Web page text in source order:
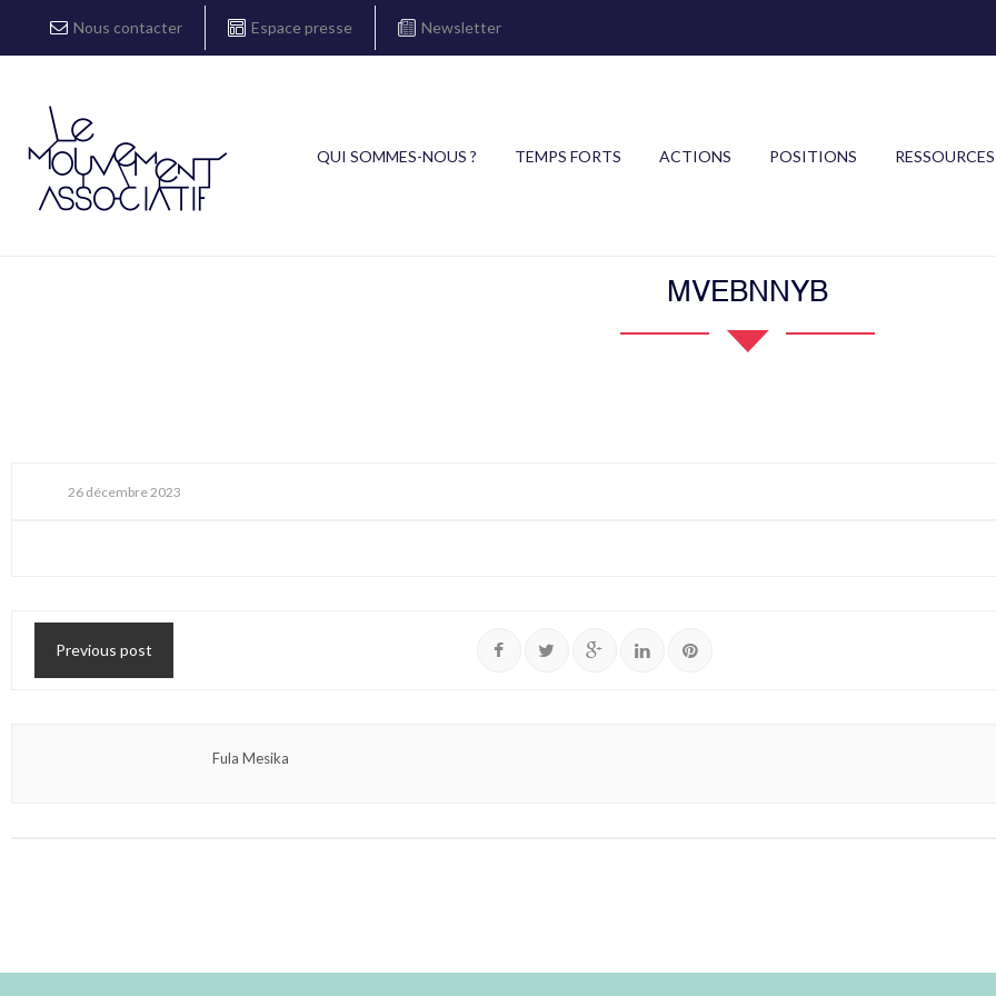
Nous contacter Espace presse Newsletter
QUI SOMMES-NOUS ? TEMPS FORTS ACTIONS POSITIONS RESSOURCES
MVEBNNYB
26 décembre 2023
Previous post
Fula Mesika